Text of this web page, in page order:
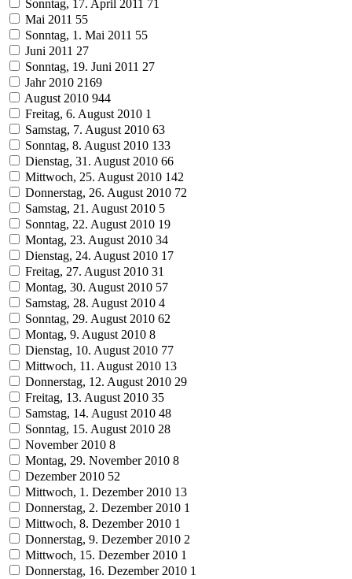
Sonntag, 17. April 2011 71
Mai 2011 55
Sonntag, 1. Mai 2011 55
Juni 2011 27
Sonntag, 19. Juni 2011 27
Jahr 2010 2169
August 2010 944
Freitag, 6. August 2010 1
Samstag, 7. August 2010 63
Sonntag, 8. August 2010 133
Dienstag, 31. August 2010 66
Mittwoch, 25. August 2010 142
Donnerstag, 26. August 2010 72
Samstag, 21. August 2010 5
Sonntag, 22. August 2010 19
Montag, 23. August 2010 34
Dienstag, 24. August 2010 17
Freitag, 27. August 2010 31
Montag, 30. August 2010 57
Samstag, 28. August 2010 4
Sonntag, 29. August 2010 62
Montag, 9. August 2010 8
Dienstag, 10. August 2010 77
Mittwoch, 11. August 2010 13
Donnerstag, 12. August 2010 29
Freitag, 13. August 2010 35
Samstag, 14. August 2010 48
Sonntag, 15. August 2010 28
November 2010 8
Montag, 29. November 2010 8
Dezember 2010 52
Mittwoch, 1. Dezember 2010 13
Donnerstag, 2. Dezember 2010 1
Mittwoch, 8. Dezember 2010 1
Donnerstag, 9. Dezember 2010 2
Mittwoch, 15. Dezember 2010 1
Donnerstag, 16. Dezember 2010 1